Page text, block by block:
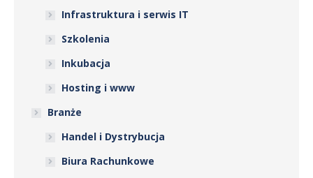
Infrastruktura i serwis IT
Szkolenia
Inkubacja
Hosting i www
Branże
Handel i Dystrybucja
Biura Rachunkowe